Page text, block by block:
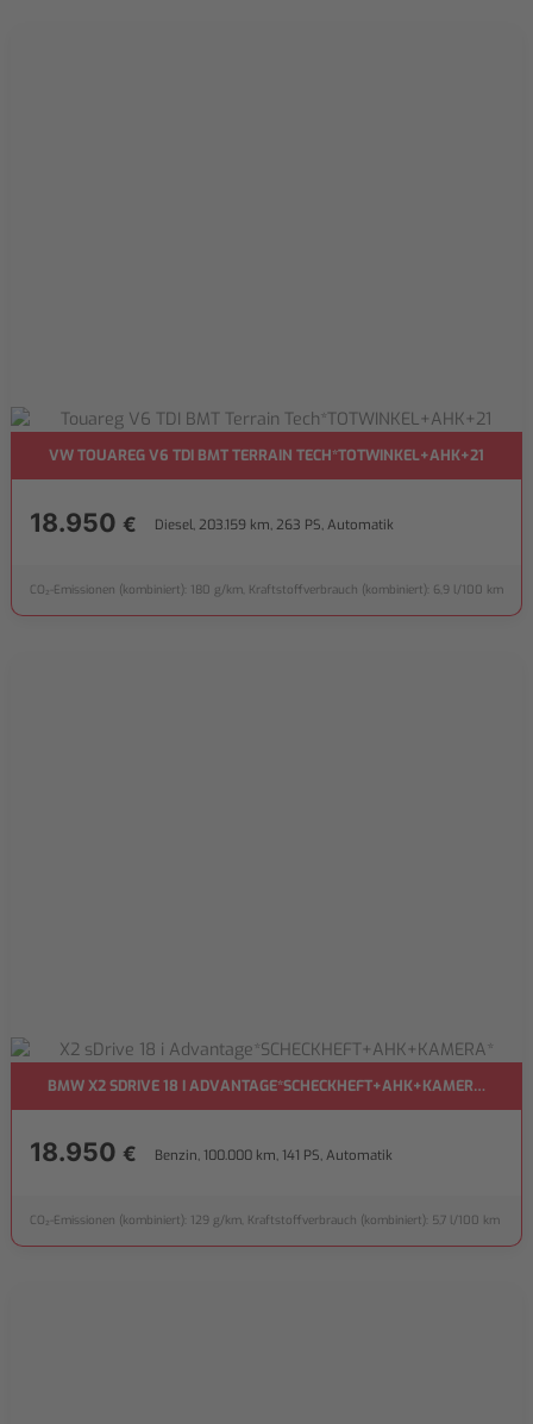
VW TOUAREG V6 TDI BMT TERRAIN TECH*TOTWINKEL+AHK+21
18.950 € Diesel, 203.159 km, 263 PS, Automatik
CO₂-Emissionen (kombiniert): 180 g/km, Kraftstoffverbrauch (kombiniert): 6,9 l/100 km
BMW X2 SDRIVE 18 I ADVANTAGE*SCHECKHEFT+AHK+KAMERA*
18.950 € Benzin, 100.000 km, 141 PS, Automatik
CO₂-Emissionen (kombiniert): 129 g/km, Kraftstoffverbrauch (kombiniert): 5,7 l/100 km